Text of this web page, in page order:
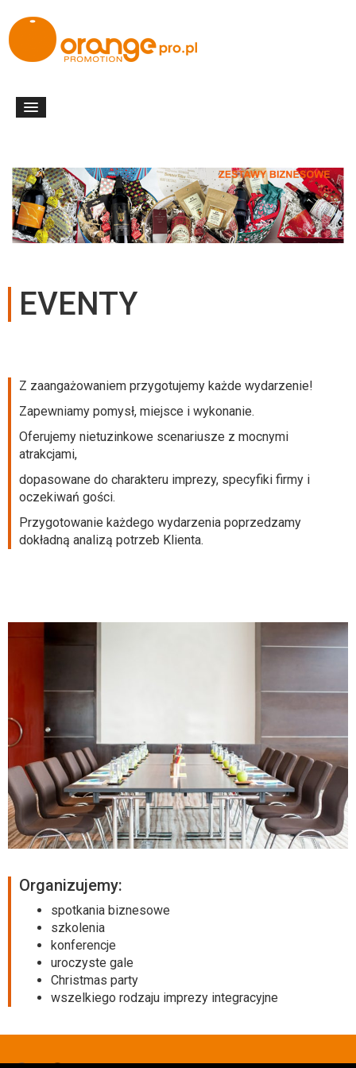
EVENTY
Z zaangażowaniem przygotujemy każde wydarzenie!
Zapewniamy pomysł, miejsce i wykonanie.
Oferujemy nietuzinkowe scenariusze z mocnymi
atrakcjami,
dopasowane do charakteru imprezy, specyfiki firmy i
oczekiwań gości.
Przygotowanie każdego wydarzenia poprzedzamy
dokładną analizą potrzeb Klienta.
Organizujemy:
spotkania biznesowe
szkolenia
konferencje
uroczyste gale
Christmas party
wszelkiego rodzaju imprezy integracyjne